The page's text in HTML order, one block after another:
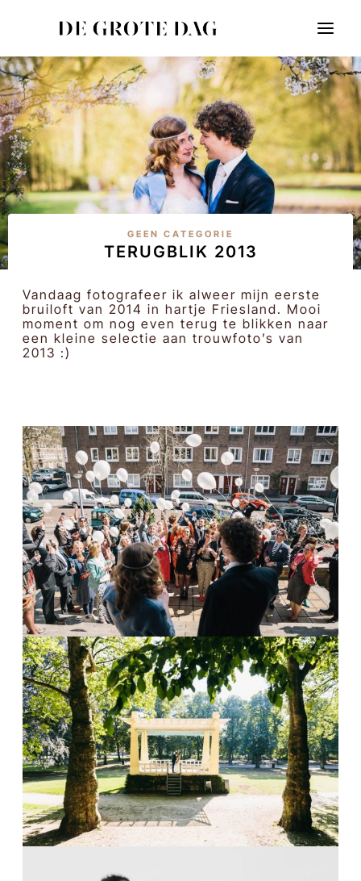
GEEN CATEGORIE
TERUGBLIK 2013
Vandaag fotografeer ik alweer mijn eerste
bruiloft van 2014 in hartje Friesland. Mooi
moment om nog even terug te blikken naar
een kleine selectie aan trouwfoto’s van
2013 :)